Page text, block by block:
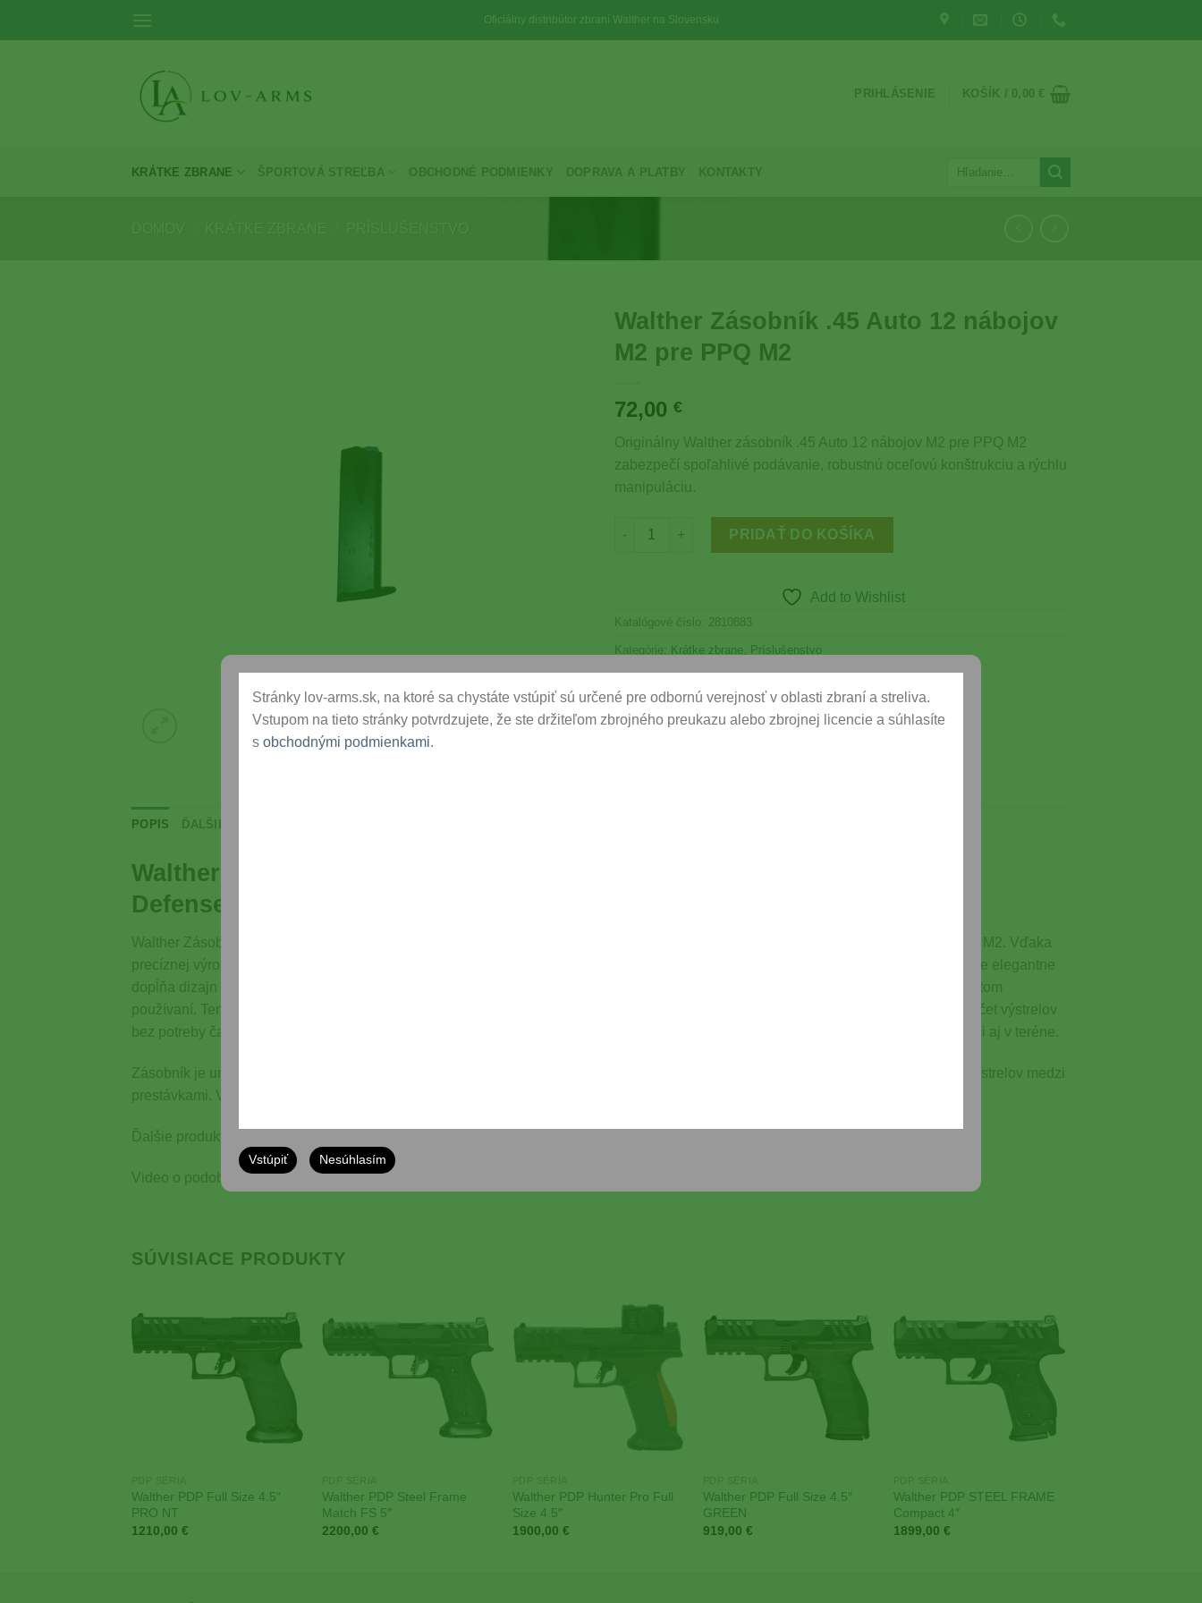
Oficiálny distribútor zbraní Walther na Slovensku
PRIHLÁSENIE KOŠÍK / 0,00 €
KRÁTKE ZBRANE ŠPORTOVÁ STREĽBA OBCHODNÉ PODMIENKY DOPRAVA A PLATBY KONTAKTY
Hľadať:
Walther Zásobník .45 Auto 12 nábojov
M2 pre PPQ M2
72,00 €
Originálny Walther zásobník .45 Auto 12 nábojov M2 pre PPQ M2
zabezpečí spoľahlivé podávanie, robustnú oceľovú konštrukciu a rýchlu
manipuláciu.
množstvo Walther Zásobník .45 Auto 12 nábojov M2 pre PPQ M2
PRIDAŤ DO KOŠÍKA
Add to Wishlist
Katalógové číslo: 2810883
Kategórie: Krátke zbrane Príslušenstvo
Značka:Walther
POPIS ĎALŠIE INFORMÁCIE
Walther Zásobník .45 Auto 12 nábojov M2 pre PPQ M2
Defense príslušenstvo
Walther Zásobník .45 Auto 12 nábojov M2 pre PPQ M2predstavuje originálny a vysoko odolný zásobník určený pre pištoľ Walther PPQ M2. Vďaka
precíznej výrobe z kvalitnej ocele zabezpečuje spoľahlivé podávanie každého náboja počas tréningu aj obrany. Jeho čierne prevedenie elegantne
dopĺňa dizajn zbrane a poskytuje bezpečný úchop pri rýchlej manipulácii. Robustná konštrukcia zvyšuje životnosť zásobníka aj pri častom
používaní. Tento model sa jednoducho vkladá a vysúva, čím umožňuje rýchle dobitie. S kapacitou 12 nábojov poskytuje dostatočný počet výstrelov
bez potreby častého prestavovania. Ideálny doplnok pre majiteľov PPQ M2, ktorí chcú zvýšiť efektivitu streľby a spoľahlivosť na strelnici aj v teréne.
Zásobník je určený na náboje kalibru .45 Auto, kompatibilný s bežnými .45 ACP nábojmi. Má kapacitu 12 nábojov, čo umožňuje viac výstrelov medzi
prestávkami. Výrobok váži približne 120 g, čo zaručuje stabilnú a pohodlnú manipuláciu.
Ďalšie produkty z kategórie Krátke zbrane si môžete pozrieť
Video o podobných produktoch si môžete pozrieť
SÚVISIACE PRODUKTY
Add to
Wishlist
Walther PDP Full Size 4.5“
PRO NT
1210,00 €
Add to
Wishlist
Walther PDP Steel Frame
Match FS 5″
2200,00 €
Add to
Wishlist
Walther PDP Hunter Pro Full
Size 4.5″
1900,00 €
Add to
Wishlist
Walther PDP Full Size 4.5″
GREEN
919,00 €
Add to
Wishlist
Walther PDP STEEL FRAME
Compact 4″
1899,00 €
Stránky lov-arms.sk, na ktoré sa chystáte vstúpiť sú určené pre odbornú verejnosť v oblasti zbraní a streliva.
Vstupom na tieto stránky potvrdzujete, že ste držiteľom zbrojného preukazu alebo zbrojnej licencie a súhlasíte
s obchodnými podmienkami.
Vstúpiť Nesúhlasím